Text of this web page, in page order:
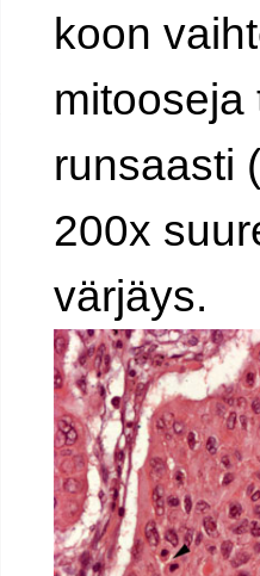
koon
mitooseja
runsaasti
200x
värjäys.